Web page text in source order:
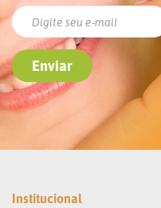
Institucional